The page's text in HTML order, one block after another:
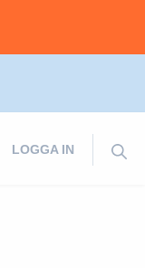
LOGGA IN